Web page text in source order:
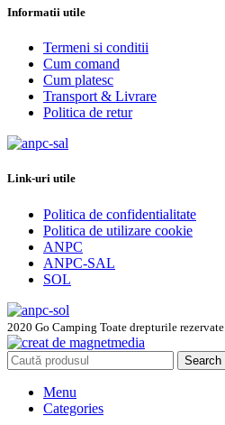
Informatii utile
Termeni si conditii
Cum comand
Cum platesc
Transport & Livrare
Politica de retur
Link-uri utile
Politica de confidentialitate
Politica de utilizare cookie
ANPC
ANPC-SAL
SOL
2020 Go Camping Toate drepturile rezervate.
Search
Menu
Categories